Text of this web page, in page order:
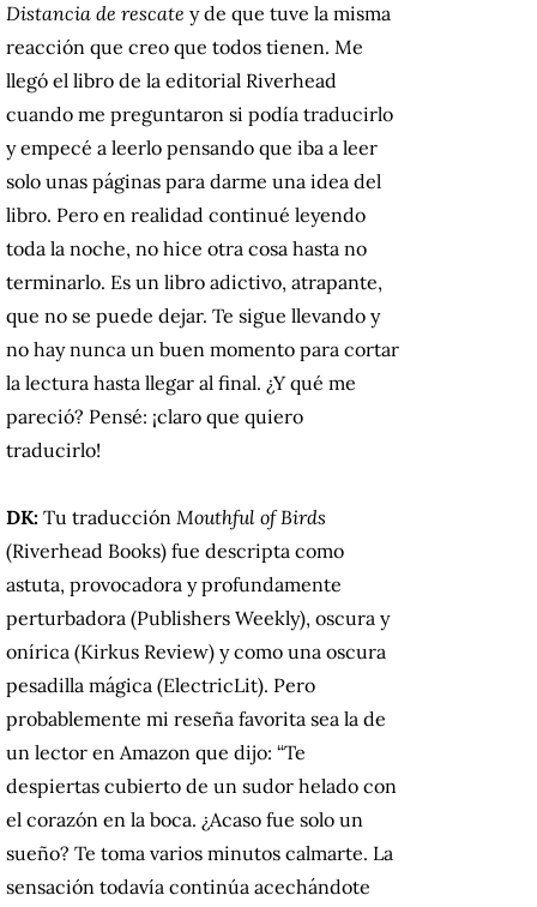
Distancia de rescate y de que tuve la misma
reacción que creo que todos tienen. Me
llegó el libro de la editorial Riverhead
cuando me preguntaron si podía traducirlo
y empecé a leerlo pensando que iba a leer
solo unas páginas para darme una idea del
libro. Pero en realidad continué leyendo
toda la noche, no hice otra cosa hasta no
terminarlo. Es un libro adictivo, atrapante,
que no se puede dejar. Te sigue llevando y
no hay nunca un buen momento para cortar
la lectura hasta llegar al final. ¿Y qué me
pareció? Pensé: ¡claro que quiero
traducirlo!
DK: Tu traducción Mouthful of Birds
(Riverhead Books) fue descripta como
astuta, provocadora y profundamente
perturbadora (Publishers Weekly), oscura y
onírica (Kirkus Review) y como una oscura
pesadilla mágica (ElectricLit). Pero
probablemente mi reseña favorita sea la de
un lector en Amazon que dijo: “Te
despiertas cubierto de un sudor helado con
el corazón en la boca. ¿Acaso fue solo un
sueño? Te toma varios minutos calmarte. La
sensación todavía continúa acechándote